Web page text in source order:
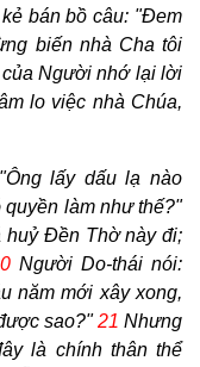
bán bồ câu: "Đem
biến nhà Cha tôi
Người nhớ lại lời
lo việc nhà Chúa,
lấy dấu lạ nào
làm như thế?"
huỷ Đền Thờ này đi;
Người Do-thái nói:
năm mới xây xong,
sao?"21 Nhưng
là chính thân thể